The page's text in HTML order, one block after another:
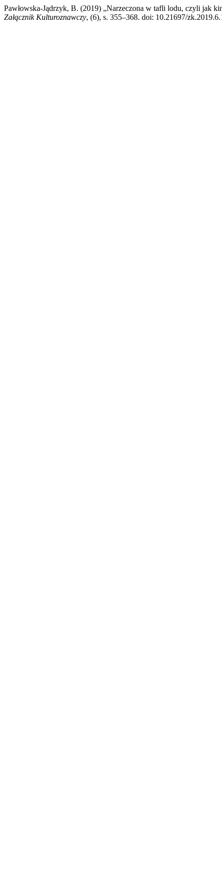
Pawłowska-Jądrzyk, B. (2019) „Narzeczona w tafli lodu, czyli jak
Załącznik Kulturoznawczy, (6), s. 355–368. doi: 10.21697/